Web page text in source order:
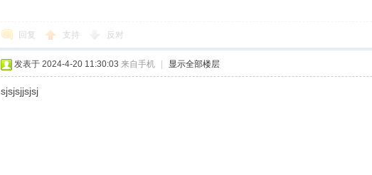
回复 支持 反对
发表于 2024-4-20 11:30:03 来自手机 显示全部楼层
sjsjsjjsjsj